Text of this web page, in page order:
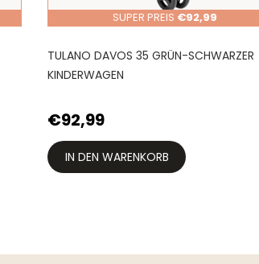
SUPER PREIS €92,99
TULANO DAVOS 35 GRÜN-SCHWARZER
KINDERWAGEN
€92,99
IN DEN WARENKORB